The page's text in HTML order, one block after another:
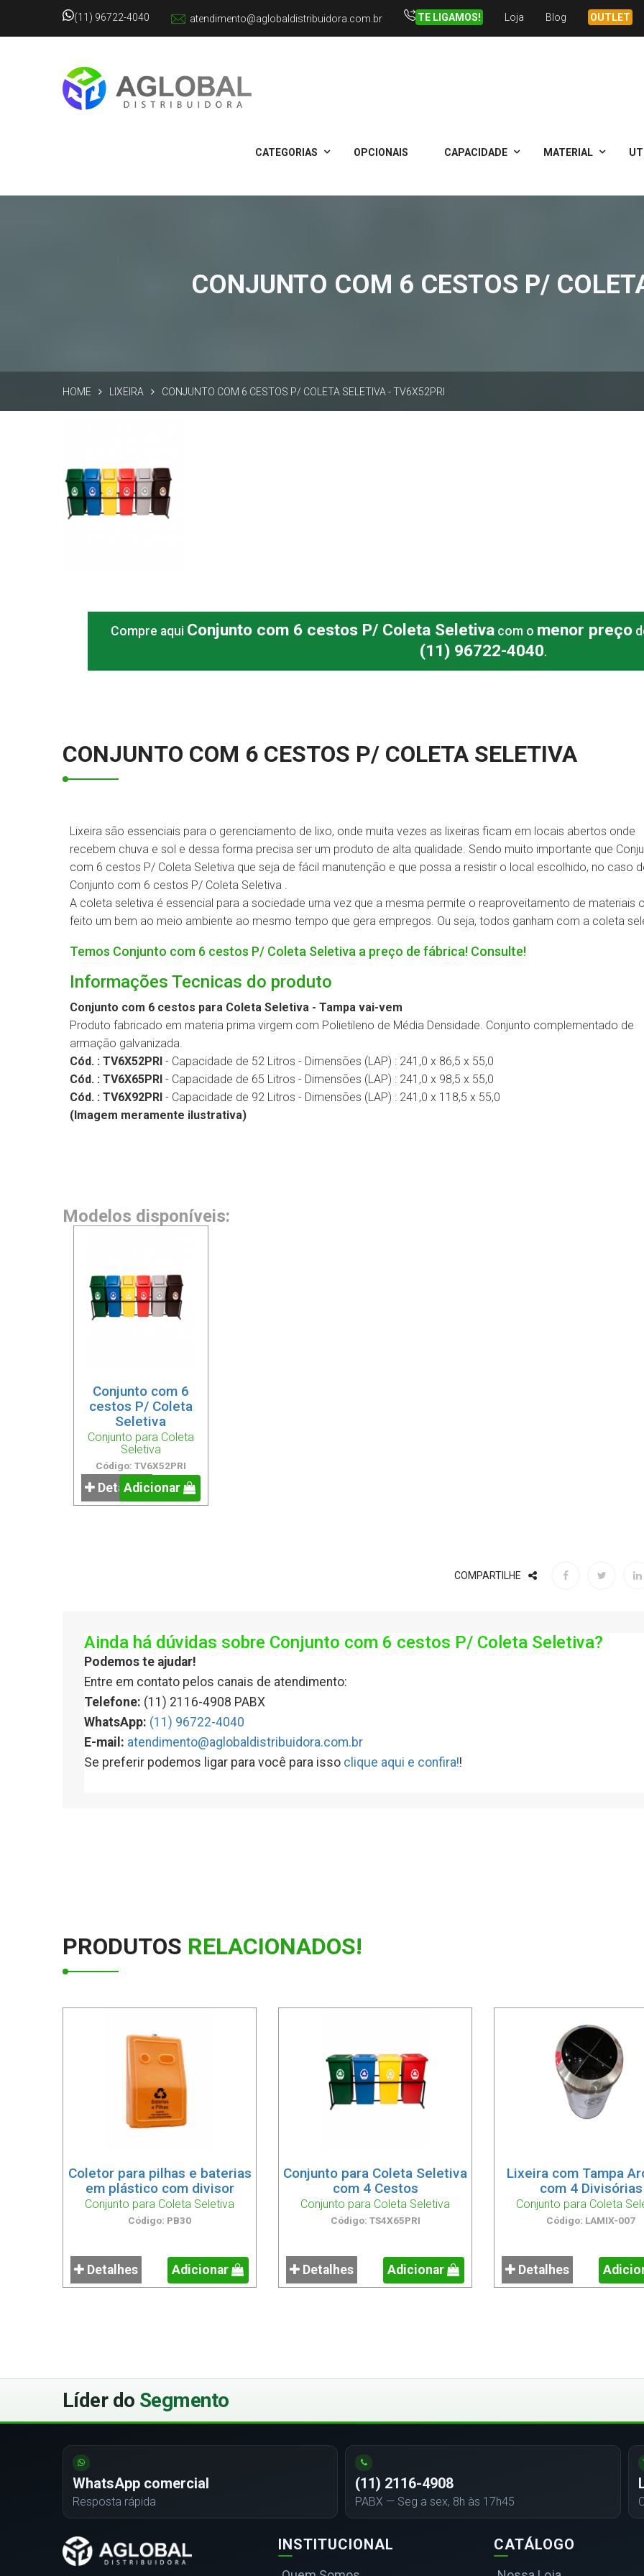
(11) 96722-4040 atendimento@aglobaldistribuidora.com.br TE LIGAMOS! Loja Blog OUTLET
CATEGORIAS OPCIONAIS CAPACIDADE MATERIAL
CONJUNTO COM 6 CESTOS P/
HOME LIXEIRA CONJUNTO COM 6 CESTOS P/ COLETA SELETIVA - TV6X52PRI
Conjunto com 6 cestos
P/ Coleta Seletiva
Informações
Compre aqui Conjunto com 6 cestos P/ Coleta Seletiva com o menor preço
(11) 96722-4040.
CONJUNTO COM 6 CESTOS P/ COLETA SELETIVA
Lixeira são essenciais para o gerenciamento de lixo, onde muita vezes as lixeiras ficam em locais abertos onde
recebem chuva e sol e dessa forma precisa ser um produto de alta qualidade. Sendo muito importante que
com 6 cestos P/ Coleta Seletiva que seja de fácil manutenção e que possa a resistir o local escolhido, no caso
Conjunto com 6 cestos P/ Coleta Seletiva .
A coleta seletiva é essencial para a sociedade uma vez que a mesma permite o reaproveitamento de materiais
feito um bem ao meio ambiente ao mesmo tempo que gera empregos. Ou seja, todos ganham com a coleta
Temos Conjunto com 6 cestos P/ Coleta Seletiva a preço de fábrica! Consulte!
Informações Tecnicas do produto
Conjunto com 6 cestos para Coleta Seletiva - Tampa vai-vem
Produto fabricado em materia prima virgem com Polietileno de Média Densidade. Conjunto complementado de
armação galvanizada.
Cód. : TV6X52PRI - Capacidade de 52 Litros - Dimensões (LAP) : 241,0 x 86,5 x 55,0
Cód. : TV6X65PRI - Capacidade de 65 Litros - Dimensões (LAP) : 241,0 x 98,5 x 55,0
Cód. : TV6X92PRI - Capacidade de 92 Litros - Dimensões (LAP) : 241,0 x 118,5 x 55,0
(Imagem meramente ilustrativa)
Modelos disponíveis:
Conjunto com 6
cestos P/ Coleta
Seletiva
Conjunto para Coleta
Seletiva
Código: TV6X52PRI
DetalhesAdicionar
COMPARTILHE
Ainda há dúvidas sobre Conjunto com 6 cestos P/ Coleta Seletiva?
Podemos te ajudar!
Entre em contato pelos canais de atendimento:
Telefone: (11) 2116-4908 PABX
WhatsApp: (11) 96722-4040
E-mail: atendimento@aglobaldistribuidora.com.br
Se preferir podemos ligar para você para isso clique aqui e confira!!
PRODUTOS RELACIONADOS!
Coletor para pilhas e baterias
em plástico com divisor
Conjunto para Coleta Seletiva
Código: PB30
Detalhes Adicionar
Conjunto para Coleta Seletiva
com 4 Cestos
Conjunto para Coleta Seletiva
Código: TS4X65PRI
Detalhes Adicionar
Lixeira com Tampa
com 4 Divisórias
Conjunto para Coleta
Código: LAMIX-007
Detalhes
Líder do Segmento
WhatsApp comercial
Resposta rápida
(11) 2116-4908
PABX — Seg a sex, 8h às 17h45
INSTITUCIONAL CATÁLOGO